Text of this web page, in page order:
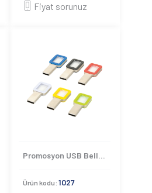
Fiyat sorunuz
Promosyon USB Bellek 1027
Ürün kodu: 1027